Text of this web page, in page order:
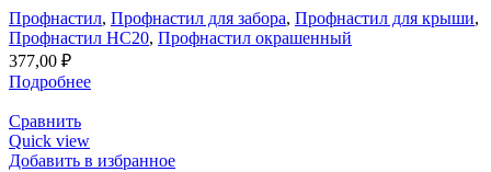
Профнастил, Профнастил для забора, Профнастил для крыши,
Профнастил НС20, Профнастил окрашенный
377,00 ₽
Подробнее
Сравнить
Quick view
Добавить в избранное